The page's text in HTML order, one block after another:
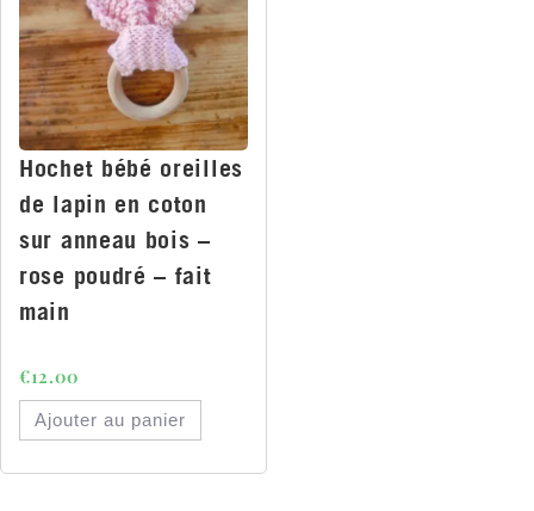
Hochet bébé oreilles
de lapin en coton
sur anneau bois –
rose poudré – fait
main
€12.00
Ajouter au panier